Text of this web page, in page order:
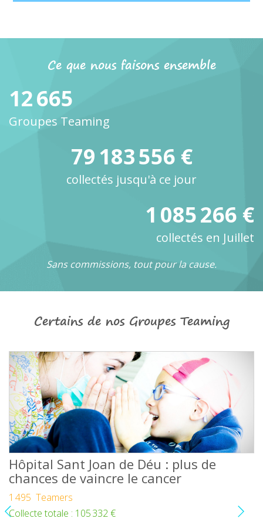
Ce que nous faisons ensemble
12 665
Groupes Teaming
79 183 556 €
collectés jusqu'à ce jour
1 085 266 €
collectés en Juillet
Sans commissions, tout pour la cause.
Certains de nos Groupes Teaming
Hôpital Sant Joan de Déu : plus de
chances de vaincre le cancer
1 495 Teamers
Collecte totale : 105 332 €